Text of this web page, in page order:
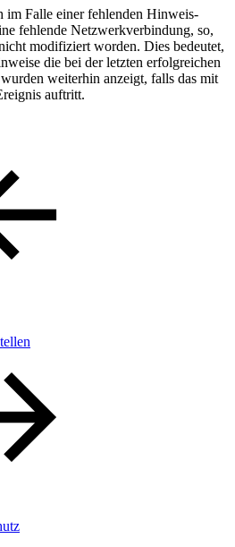
im Falle einer fehlenden Hinweis-
fehlende Netzwerkverbindung, so,
modifiziert worden. Dies bedeutet,
die bei der letzten erfolgreichen
weiterhin anzeigt, falls das mit
auftritt.